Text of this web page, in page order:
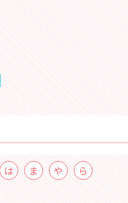
は ま や
ら